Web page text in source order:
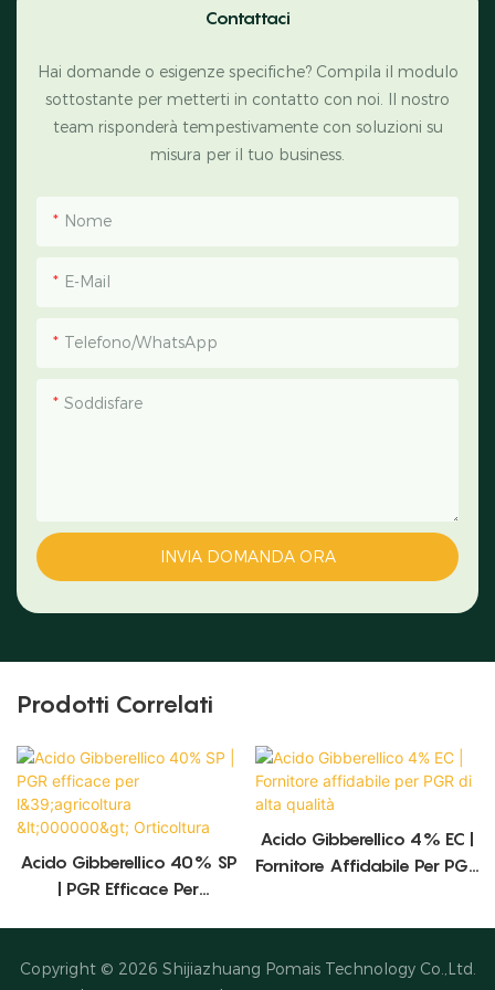
Contattaci
Hai domande o esigenze specifiche? Compila il modulo
sottostante per metterti in contatto con noi. Il nostro
team risponderà tempestivamente con soluzioni su
misura per il tuo business.
Nome
E-Mail
Telefono/WhatsApp
Soddisfare
INVIA DOMANDA ORA
Prodotti Correlati
Acido Gibberellico 40% SP
| PGR Efficace Per
Acido Gibberellico 4% EC |
Fornitore Affidabile Per PGR
Copyright © 2026 Shijiazhuang Pomais Technology Co.,Ltd.